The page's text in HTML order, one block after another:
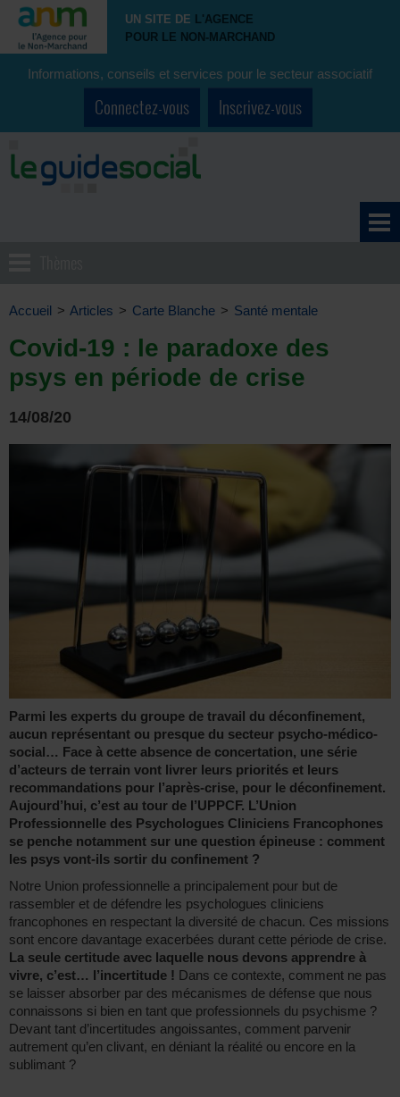
UN SITE DE L'AGENCE
POUR LE NON-MARCHAND
Informations, conseils et services pour le secteur associatif
Connectez-vous Inscrivez-vous
Accueil > Articles > Carte Blanche > Santé mentale
Covid-19 : le paradoxe des
psys en période de crise
14/08/20
Parmi les experts du groupe de travail du déconfinement,
aucun représentant ou presque du secteur psycho-médico-
social… Face à cette absence de concertation, une série
d’acteurs de terrain vont livrer leurs priorités et leurs
recommandations pour l’après-crise, pour le déconfinement.
Aujourd’hui, c’est au tour de l’UPPCF. L’Union
Professionnelle des Psychologues Cliniciens Francophones
se penche notamment sur une question épineuse : comment
les psys vont-ils sortir du confinement ?
Notre Union professionnelle a principalement pour but de
rassembler et de défendre les psychologues cliniciens
francophones en respectant la diversité de chacun. Ces missions
sont encore davantage exacerbées durant cette période de crise.
La seule certitude avec laquelle nous devons apprendre à
vivre, c’est… l’incertitude ! Dans ce contexte, comment ne pas
se laisser absorber par des mécanismes de défense que nous
connaissons si bien en tant que professionnels du psychisme ?
Devant tant d’incertitudes angoissantes, comment parvenir
autrement qu’en clivant, en déniant la réalité ou encore en la
sublimant ?